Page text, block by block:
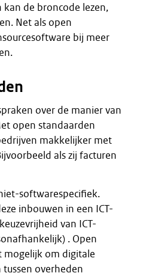
kan de broncode lezen,
Net als open
bij meer
over de manier van
open standaarden
makkelijker met
als zij facturen
softwarespecifiek.
inbouwen in een ICT-
van ICT-
. Open
mogelijk om digitale
tussen overheden